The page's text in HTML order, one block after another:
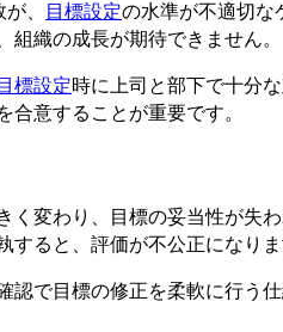
、 目標設定の水準が不適切な
織の成長が期待できません。
標設定時に上司と部下で十分
意することが重要です。
く変わり、目標の妥当性が失
すると、評価が不公正になりま
認で目標の修正を柔軟に行う